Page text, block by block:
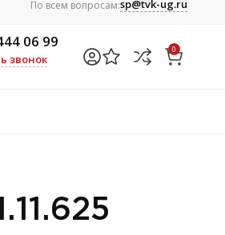
По всем вопросам:sp@tvk-ug.ru
06 99
звонок
0